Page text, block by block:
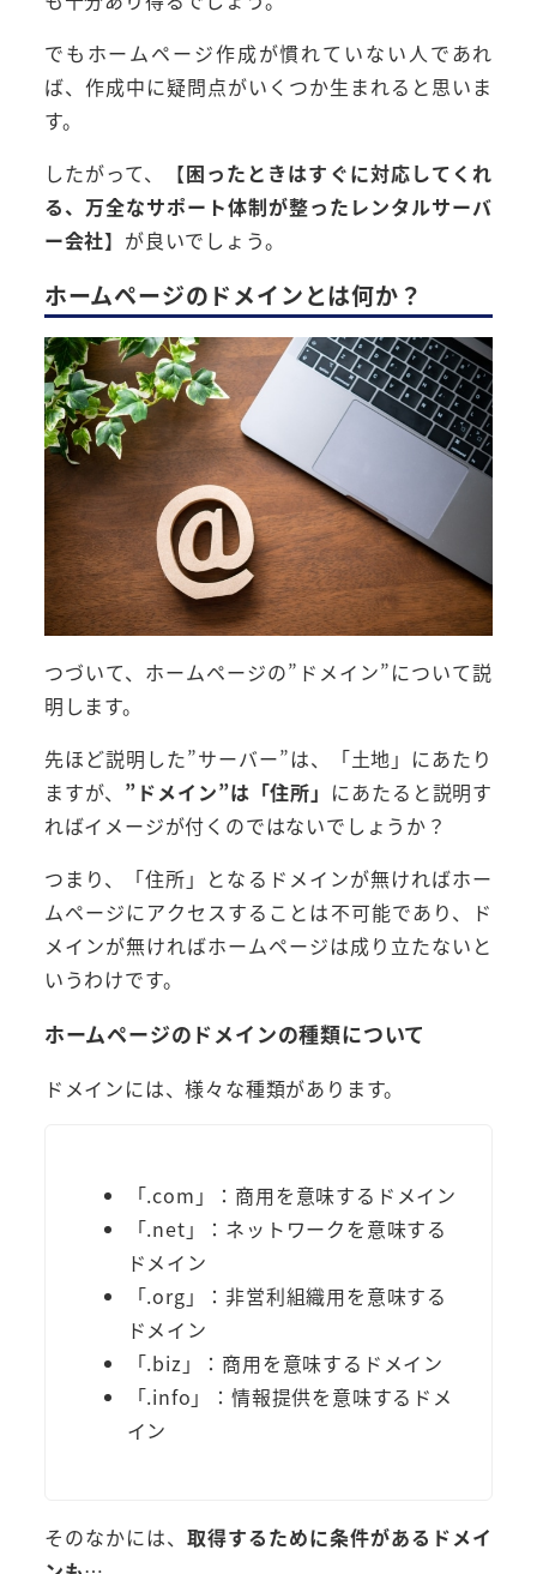
でもホームページ作成が慣れていない人であれ
ば、作成中に疑問点がいくつか生まれると思いま
す。
したがって、【困ったときはすぐに対応してくれ
る、万全なサポート体制が整ったレンタルサーバ
ー会社】が良いでしょう。
ホームページのドメインとは何か？
つづいて、ホームページの”ドメイン”について説
明します。
先ほど説明した”サーバー”は、「土地」にあたり
ますが、 ”ドメイン”は「住所」 にあたると説明す
ればイメージが付くのではないでしょうか？
つまり、「住所」となるドメインが無ければホー
ムページにアクセスすることは不可能であり、ド
メインが無ければホームページは成り立たないと
いうわけです。
ホームページのドメインの種類について
ドメインには、様々な種類があります。
「.com」：商用を意味するドメイン
「.net」：ネットワークを意味する
ドメイン
「.org」：非営利組織用を意味する
ドメイン
「.biz」：商用を意味するドメイン
「.info」：情報提供を意味するドメ
イン
そのなかには、 取得するために条件があるドメイ